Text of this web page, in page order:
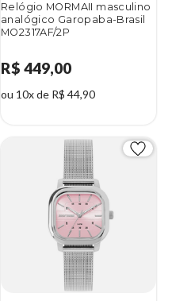
Relógio MORMAII masculino
analógico Garopaba-Brasil
MO2317AF/2P
R$ 449,00
ou 10x de R$ 44,90